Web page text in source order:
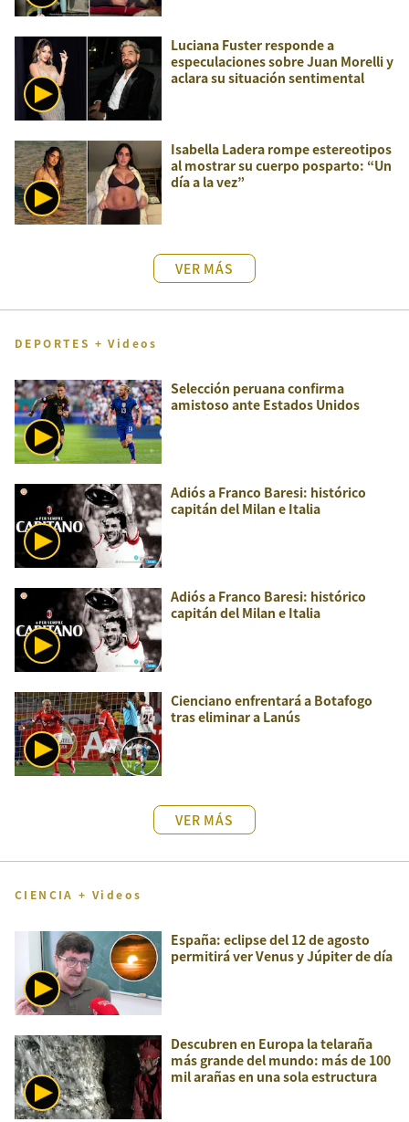
Luciana Fuster responde a
especulaciones sobre Juan Morelli y
aclara su situación sentimental
Isabella Ladera rompe estereotipos
al mostrar su cuerpo posparto: “Un
día a la vez”
VER MÁS
DEPORTES + Videos
Selección peruana confirma
amistoso ante Estados Unidos
Adiós a Franco Baresi: histórico
capitán del Milan e Italia
Adiós a Franco Baresi: histórico
capitán del Milan e Italia
Cienciano enfrentará a Botafogo
tras eliminar a Lanús
VER MÁS
CIENCIA + Videos
España: eclipse del 12 de agosto
permitirá ver Venus y Júpiter de día
Descubren en Europa la telaraña
más grande del mundo: más de 100
mil arañas en una sola estructura